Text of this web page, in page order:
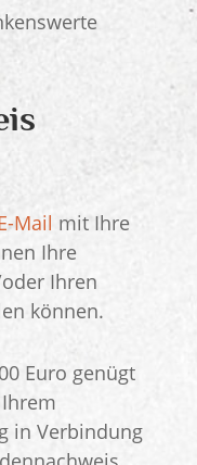
Mail mit Ihre
Ihre
Ihren
können.
Euro genügt
in Verbindung